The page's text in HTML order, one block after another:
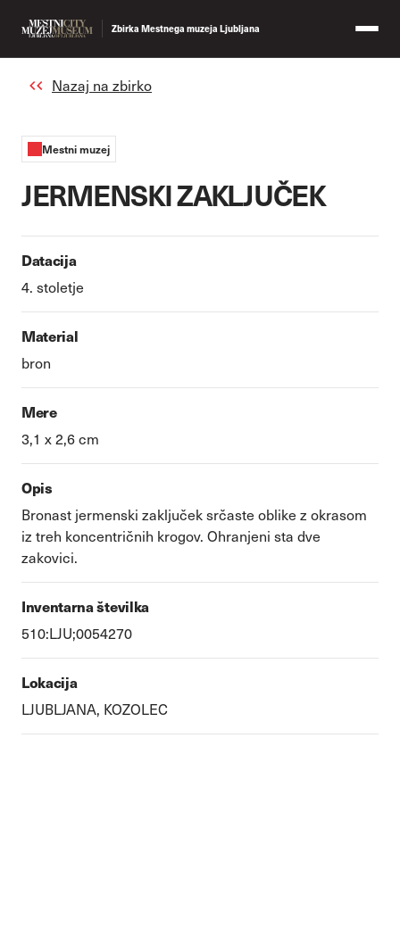
Zbirka Mestnega muzeja Ljubljana
Nazaj na zbirko
Mestni muzej
JERMENSKI ZAKLJUČEK
Datacija
4. stoletje
Material
bron
Mere
3,1 x 2,6 cm
Opis
Bronast jermenski zaključek srčaste oblike z okrasom
iz treh koncentričnih krogov. Ohranjeni sta dve
zakovici.
Inventarna številka
510:LJU;0054270
Lokacija
LJUBLJANA, KOZOLEC